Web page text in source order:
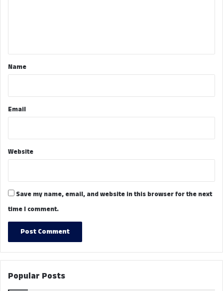
*Name
Email
Website
Save my name, email, and website in this browser for the next
time I comment.
Popular Posts